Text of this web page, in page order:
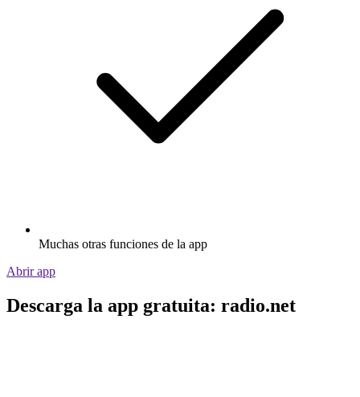
Muchas otras funciones de la app
Abrir app
Descarga la app gratuita: radio.net